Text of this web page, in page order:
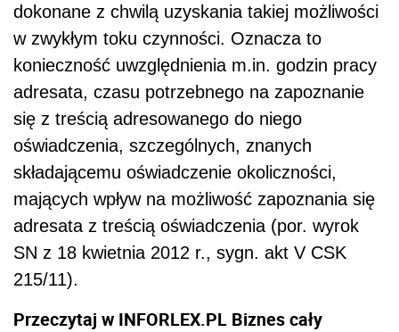
dokonane z chwilą uzyskania takiej możliwości
w zwykłym toku czynności. Oznacza to
konieczność uwzględnienia m.in. godzin pracy
adresata, czasu potrzebnego na zapoznanie
się z treścią adresowanego do niego
oświadczenia, szczególnych, znanych
składającemu oświadczenie okoliczności,
mających wpływ na możliwość zapoznania się
adresata z treścią oświadczenia (por. wyrok
SN z 18 kwietnia 2012 r., sygn. akt V CSK
215/11).
Przeczytaj w INFORLEX.PL Biznes cały